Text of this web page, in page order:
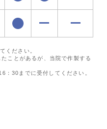
ください。
ことがあるが、当院で作製する
：30までに受付してください。